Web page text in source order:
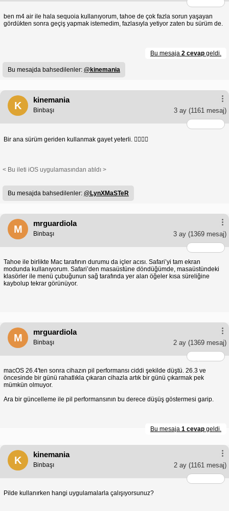
ben m4 air ile hala sequoia kullanıyorum, tahoe de çok fazla sorun yaşayan
gördükten sonra geçiş yapmak istemedim, fazlasıyla yetiyor zaten bu sürüm de.
Bu mesaja 2 cevap geldi.
Bu mesajda bahsedilenler: @kinemania
K
kinemania
3 ay (1161 mesaj)
Binbaşı
Bir ana sürüm geriden kullanmak gayet yeterli. 👍🏻👍🏻
< Bu ileti iOS uygulamasından atıldı >
Bu mesajda bahsedilenler: @LynXMaSTeR
M
mrguardiola
3 ay (1369 mesaj)
Binbaşı
Tahoe ile birlikte Mac tarafının durumu da içler acısı. Safari’yi tam ekran
modunda kullanıyorum. Safari’den masaüstüne döndüğümde, masaüstündeki
klasörler ile menü çubuğunun sağ tarafında yer alan öğeler kısa süreliğine
kaybolup tekrar görünüyor.
M
mrguardiola
2 ay (1369 mesaj)
Binbaşı
macOS 26.4'ten sonra cihazın pil performansı ciddi şekilde düştü. 26.3 ve
öncesinde bir günü rahatlıkla çıkaran cihazla artık bir günü çıkarmak pek
mümkün olmuyor.
Ara bir güncelleme ile pil performansının bu derece düşüş göstermesi garip.
Bu mesaja 1 cevap geldi.
K
kinemania
2 ay (1161 mesaj)
Binbaşı
Pilde kullanırken hangi uygulamalarla çalışıyorsunuz?